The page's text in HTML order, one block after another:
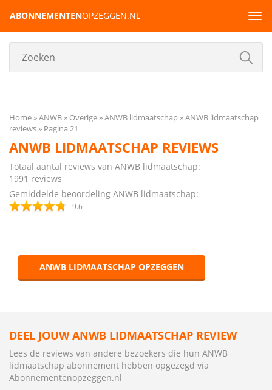
ABONNEMENTENOPZEGGEN.NL
Home ANWB Overige ANWB lidmaatschap
ANWB lidmaatschap
reviews
Pagina 21
ANWB LIDMAATSCHAP REVIEWS
Totaal aantal reviews van ANWB lidmaatschap:
1991 reviews
Gemiddelde beoordeling ANWB lidmaatschap:
9.6
ANWB LIDMAATSCHAP OPZEGGEN
DEEL JOUW ANWB LIDMAATSCHAP REVIEW
Lees de reviews van andere bezoekers die hun ANWB
lidmaatschap abonnement hebben opgezegd via
Abonnementenopzeggen.nl